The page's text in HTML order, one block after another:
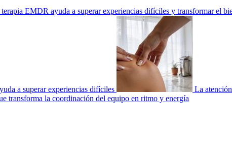
EMDR ayuda a superar experiencias difíciles y transformar el
a superar experiencias difíciles La
transforma la coordinación del equipo en ritmo y energía